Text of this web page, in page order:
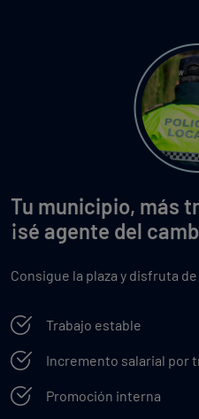
Tu municipio, más
¡sé agente del
Consigue la plaza y disfruta
Trabajo estable
Incremento salarial por
Promoción interna